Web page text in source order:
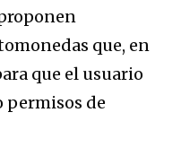
que, en
que el usuario
permisos de